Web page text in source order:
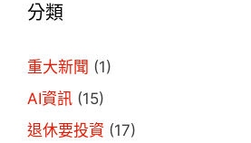
分類
重大新聞 (1)
AI資訊 (15)
退休要投資 (17)